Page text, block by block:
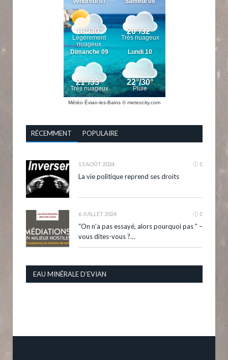
Météo Évian-les-Bains © meteocity.com
RÉCEMMENT POPULAIRE
13 AOÛT 2024 0
La vie politique reprend ses droits
6 JUILLET 2024 0
“On n’a pas essayé, alors pourquoi pas ” –
vous dites-vous ?…
EAU MINÉRALE D’EVIAN